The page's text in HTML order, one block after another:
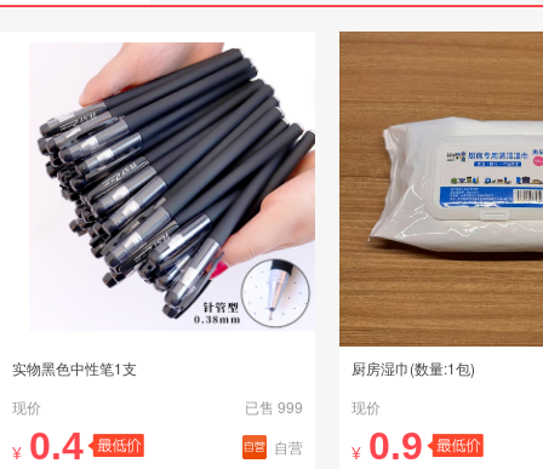
实物黑色中性笔1支
现价
已售 999
¥ 0.4 自营
厨房湿巾(数量:1包)
现价
¥ 0.9